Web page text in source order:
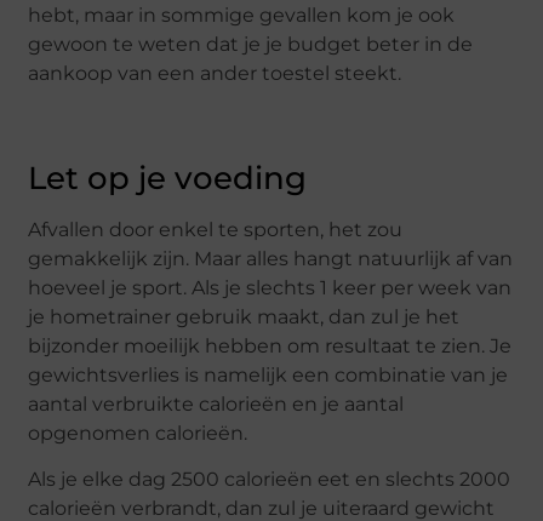
hebt, maar in sommige gevallen kom je ook
gewoon te weten dat je je budget beter in de
aankoop van een ander toestel steekt.
Let op je voeding
Afvallen door enkel te sporten, het zou
gemakkelijk zijn. Maar alles hangt natuurlijk af van
hoeveel je sport. Als je slechts 1 keer per week van
je hometrainer gebruik maakt, dan zul je het
bijzonder moeilijk hebben om resultaat te zien. Je
gewichtsverlies is namelijk een combinatie van je
aantal verbruikte calorieën en je aantal
opgenomen calorieën.
Als je elke dag 2500 calorieën eet en slechts 2000
calorieën verbrandt, dan zul je uiteraard gewicht